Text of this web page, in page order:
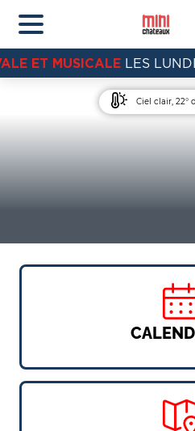
ET MUSICALE LES
Ciel clair, 22°